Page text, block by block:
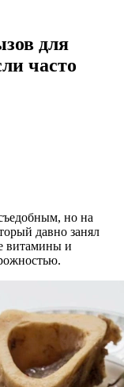
для
часто
но на
давно занял
витамины и